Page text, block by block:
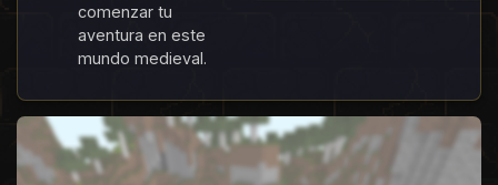
comenzar tu
aventura en este
mundo medieval.